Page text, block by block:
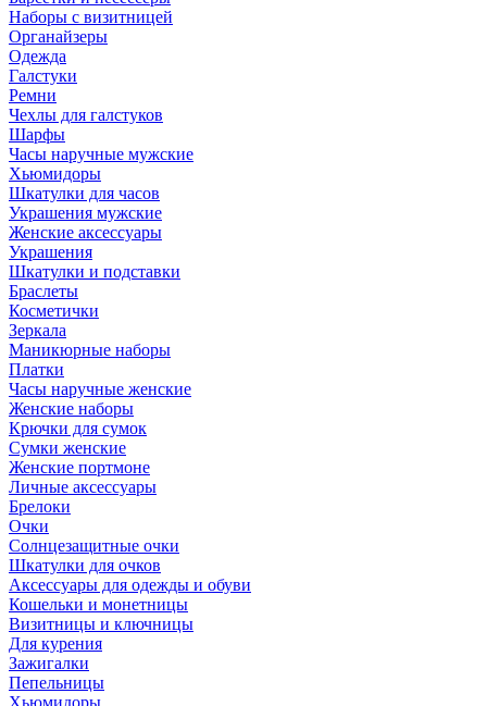
Наборы с визитницей
Органайзеры
Одежда
Галстуки
Ремни
Чехлы для галстуков
Шарфы
Часы наручные мужские
Хьюмидоры
Шкатулки для часов
Украшения мужские
Женские аксессуары
Украшения
Шкатулки и подставки
Браслеты
Косметички
Зеркала
Маникюрные наборы
Платки
Часы наручные женские
Женские наборы
Крючки для сумок
Сумки женские
Женские портмоне
Личные аксессуары
Брелоки
Очки
Солнцезащитные очки
Шкатулки для очков
Аксессуары для одежды и обуви
Кошельки и монетницы
Визитницы и ключницы
Для курения
Зажигалки
Пепельницы
Хьюмидоры